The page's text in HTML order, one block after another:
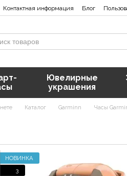
Контактная информация Блог
Ювелирные
украшения
Каталог Garminn Часы
НОВИНКА
3